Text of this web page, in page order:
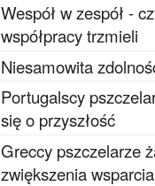
Wespół w zespół -
współpracy trzmieli
Niesamowita
Portugalscy
się o przyszłość
Greccy pszczelarze
zwiększenia